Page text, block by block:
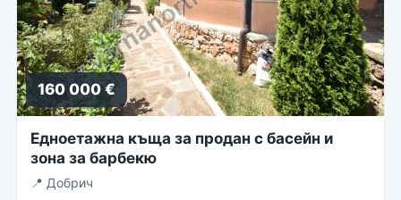
160 000 €
Едноетажна къща за продан с басейн и
зона за барбекю
📍 Добрич